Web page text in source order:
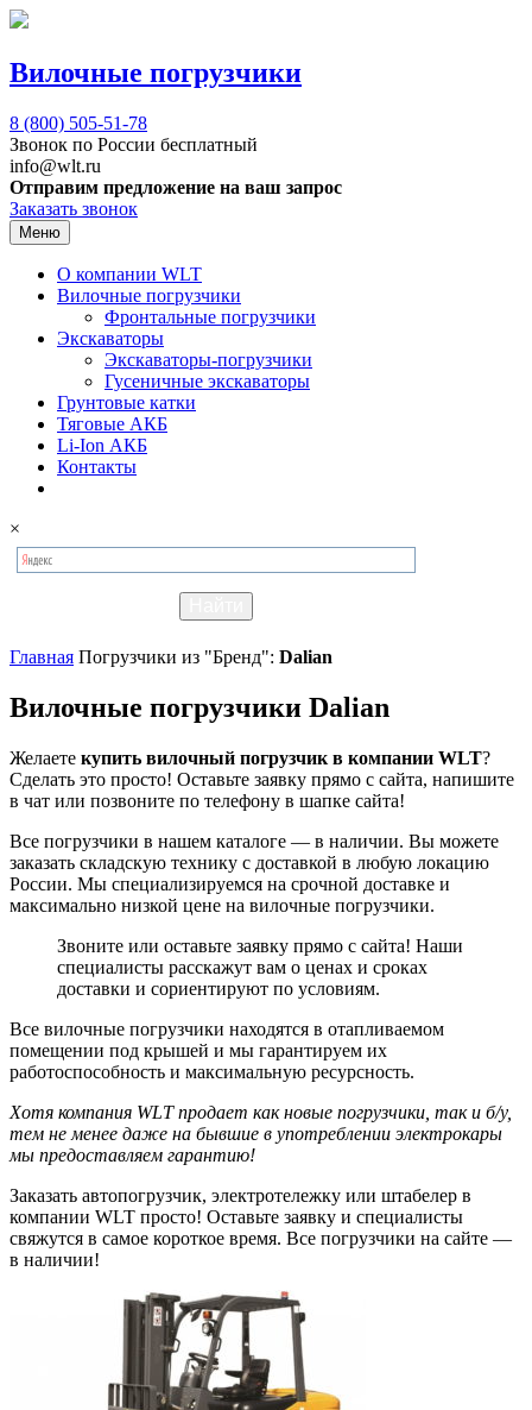
Вилочные погрузчики
8 (800) 505-51-78
Звонок по России бесплатный
info@wlt.ru
Отправим предложение на ваш запрос
Заказать звонок
Меню
О компании WLT
Вилочные погрузчики
Фронтальные погрузчики
Экскаваторы
Экскаваторы-погрузчики
Гусеничные экскаваторы
Грунтовые катки
Тяговые АКБ
Li-Ion АКБ
Контакты
×
Главная Погрузчики из "Бренд": Dalian
Вилочные погрузчики Dalian
Желаете купить вилочный погрузчик в компании WLT?
Сделать это просто! Оставьте заявку прямо с сайта, напишите
в чат или позвоните по телефону в шапке сайта!
Все погрузчики в нашем каталоге — в наличии. Вы можете
заказать складскую технику с доставкой в любую локацию
России. Мы специализируемся на срочной доставке и
максимально низкой цене на вилочные погрузчики.
Звоните или оставьте заявку прямо с сайта! Наши
специалисты расскажут вам о ценах и сроках
доставки и сориентируют по условиям.
Все вилочные погрузчики находятся в отапливаемом
помещении под крышей и мы гарантируем их
работоспособность и максимальную ресурсность.
Хотя компания WLT продает как новые погрузчики, так и б/у,
тем не менее даже на бывшие в употреблении электрокары
мы предоставляем гарантию!
Заказать автопогрузчик, электротележку или штабелер в
компании WLT просто! Оставьте заявку и специалисты
свяжутся в самое короткое время. Все погрузчики на сайте —
в наличии!